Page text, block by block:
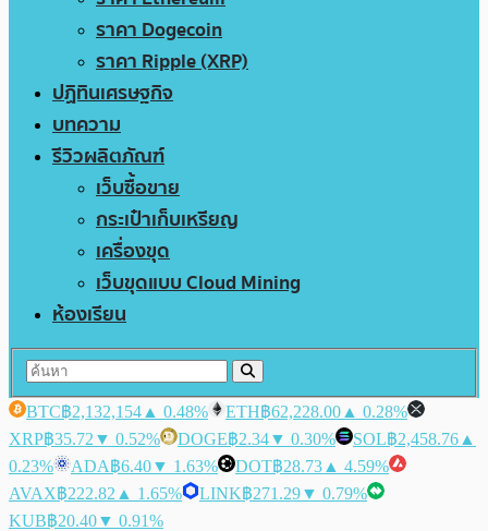
ราคา Dogecoin
ราคา Ripple (XRP)
ปฏิทินเศรษฐกิจ
บทความ
รีวิวผลิตภัณฑ์
เว็บซื้อขาย
กระเป๋าเก็บเหรียญ
เครื่องขุด
เว็บขุดแบบ Cloud Mining
ห้องเรียน
BTC฿2,132,154 ▲ 0.48% ETH฿62,228.00 ▲ 0.28%
XRP฿35.72 ▼ 0.52% DOGE฿2.34▼ 0.30% SOL฿2,458.76 ▲
0.23%
ADA฿6.40▼ 1.63% DOT฿28.73 ▲ 4.59%
AVAX฿222.82 ▲ 1.65% LINK฿271.29▼ 0.79%
KUB฿20.40▼ 0.91%